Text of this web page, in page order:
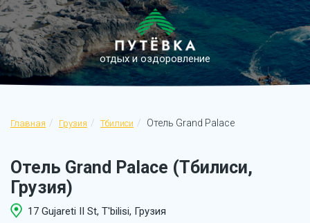
отдых и оздоровление
Главная Грузия Тбилиси Отель Grand Palace
Отель Grand Palace (Тбилиси,
Грузия)
17 Gujareti II St, T'bilisi, Грузия